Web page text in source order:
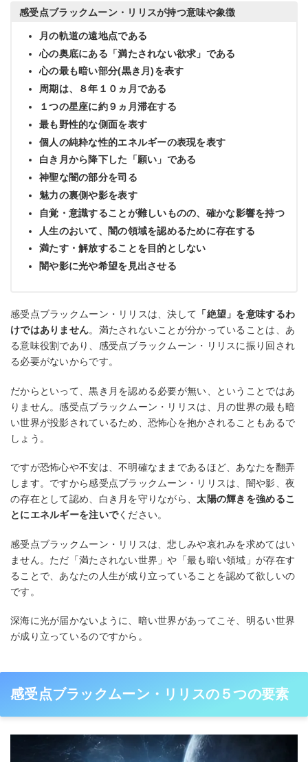
感受点ブラックムーン・リリスが持つ意味や象徴
月の軌道の遠地点である
心の奥底にある「満たされない欲求」である
心の最も暗い部分(黒き月)を表す
周期は、８年１０ヵ月である
１つの星座に約９ヵ月滞在する
最も野性的な側面を表す
個人の純粋な性的エネルギーの表現を表す
白き月から降下した「願い」である
神聖な闇の部分を司る
魅力の裏側や影を表す
自覚・意識することが難しいものの、確かな影響を持つ
人生のおいて、闇の領域を認めるために存在する
満たす・解放することを目的としない
闇や影に光や希望を見出させる
感受点ブラックムーン・リリスは、決して 「絶望」を意味するわ
けではありません。満たされないことが分かっていることは、あ
る意味役割であり、感受点ブラックムーン・リリスに振り回され
る必要がないからです。
だからといって、黒き月を認める必要が無い、ということではあ
りません。感受点ブラックムーン・リリスは、月の世界の最も暗
い世界が投影されているため、恐怖心を抱かされることもあるで
しょう。
ですが恐怖心や不安は、不明確なままであるほど、あなたを翻弄
します。ですから感受点ブラックムーン・リリスは、闇や影、夜
の存在として認め、白き月を守りながら、太陽の輝きを強めるこ
とにエネルギーを注いでください。
感受点ブラックムーン・リリスは、悲しみや哀れみを求めてはい
ません。ただ「満たされない世界」や「最も暗い領域」が存在す
ることで、あなたの人生が成り立っていることを認めて欲しいの
です。
深海に光が届かないように、暗い世界があってこそ、明るい世界
が成り立っているのですから。
感受点ブラックムーン・リリスの５つの要素